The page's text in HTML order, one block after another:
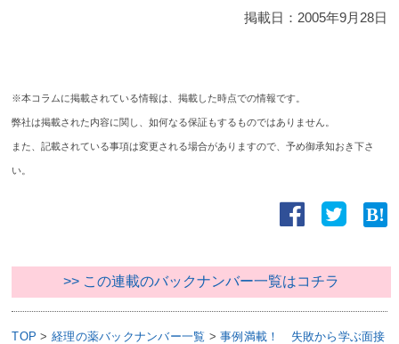
掲載日： 2005年9月28日
※本コラムに掲載されている情報は、掲載した時点での情報です。
弊社は掲載された内容に関し、如何なる保証もするものではありません。
また、記載されている事項は変更される場合がありますので、予め御承知おき下さ
い。
>> この連載のバックナンバー一覧はコチラ
TOP > 経理の薬バックナンバー一覧 >事例満載！ 失敗から学ぶ面接